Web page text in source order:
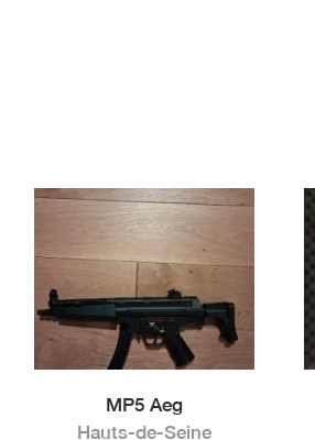
MP5 Aeg
Hauts-de-Seine